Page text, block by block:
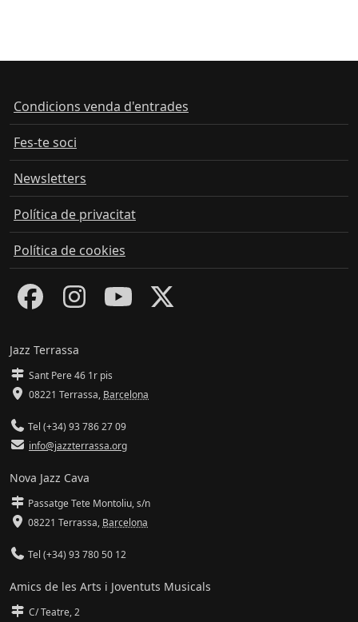
Condicions venda d'entrades
Fes-te soci
Newsletters
Política de privacitat
Política de cookies
Jazz Terrassa
Sant Pere 46 1r pis
08221 Terrassa, Barcelona
Tel (+34) 93 786 27 09
info@jazzterrassa.org
Nova Jazz Cava
Passatge Tete Montoliu, s/n
08221 Terrassa, Barcelona
Tel (+34) 93 780 50 12
Amics de les Arts i Joventuts Musicals
C/ Teatre, 2